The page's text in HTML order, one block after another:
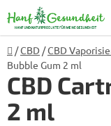
Inhalt
springen
Startseite
/CBD /CBD
Bubble Gum 2 ml
CBD
2 ml